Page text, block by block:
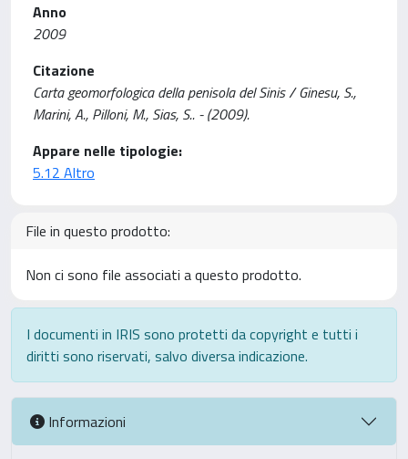
Anno
2009
Citazione
Carta geomorfologica della penisola del Sinis / Ginesu, S.,
Marini, A., Pilloni, M., Sias, S.. - (2009).
Appare nelle tipologie:
5.12 Altro
File in questo prodotto:
Non ci sono file associati a questo prodotto.
I documenti in IRIS sono protetti da copyright e tutti i
diritti sono riservati, salvo diversa indicazione.
Informazioni